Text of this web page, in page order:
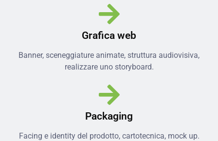
Grafica web
Banner, sceneggiature animate, struttura audiovisiva,
realizzare uno storyboard.
Packaging
Facing e identity del prodotto, cartotecnica, mock up.